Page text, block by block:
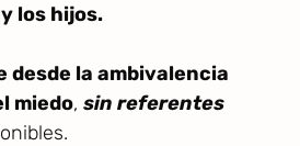
los hijos.
desde la ambivalencia
miedo, sin referentes